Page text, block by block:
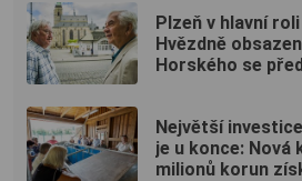
Plzeň v hlavní
Hvězdně
Horského se
Největší
je u konce: Nová
milionů korun